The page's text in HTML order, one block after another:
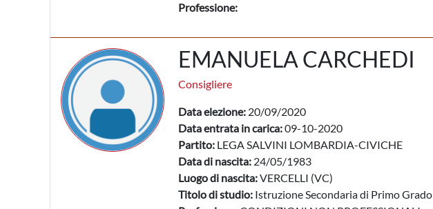
Professione:
EMANUELA CARCHEDI
Consigliere
Data elezione: 20/09/2020
Data entrata in carica:09-10-2020
Partito: LEGA SALVINI LOMBARDIA-CIVICHE
Data di nascita: 24/05/1983
Luogo di nascita:VERCELLI (VC)
Titolo di studio: Istruzione Secondaria di Primo Grado